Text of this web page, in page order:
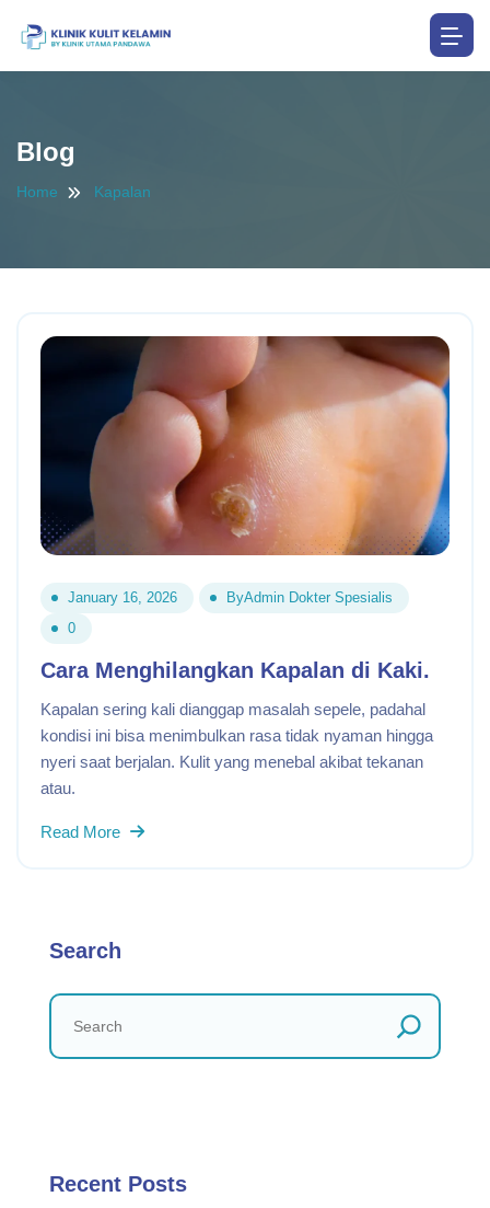
Blog
Home Kapalan
January 16, 2026 ByAdmin Dokter Spesialis
0
Cara Menghilangkan Kapalan di Kaki.
Kapalan sering kali dianggap masalah sepele, padahal
kondisi ini bisa menimbulkan rasa tidak nyaman hingga
nyeri saat berjalan. Kulit yang menebal akibat tekanan
atau.
Read More
Search
Recent Posts